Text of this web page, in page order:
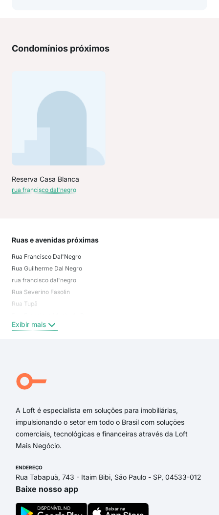
Condomínios próximos
Reserva Casa Blanca
rua francisco dal'negro
Ruas e avenidas próximas
Rua Francisco Dal'Negro
Rua Guilherme Dal Negro
rua francisco dal'negro
Rua Severino Fasolin
Rua Tupã
Rua Espírito Santo
Rua Pedro Trevisan
Rua Jovino Dissenha
Exibir mais
A Loft é especialista em soluções para imobiliárias,
impulsionando o setor em todo o Brasil com soluções
comerciais, tecnológicas e financeiras através da Loft
Mais Negócio.
ENDEREÇO
Rua Tabapuã, 743 - Itaim Bibi, São Paulo - SP, 04533-012
Baixe nosso app